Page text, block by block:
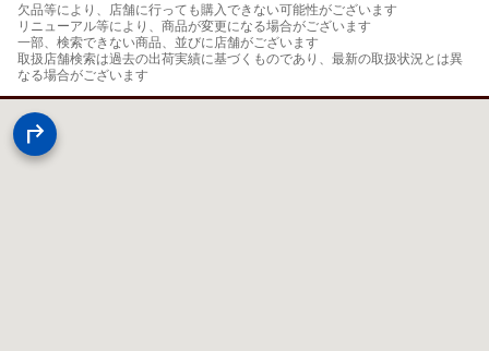
欠品等により、店舗に行っても購入できない可能性がございます
リニューアル等により、商品が変更になる場合がございます
一部、検索できない商品、並びに店舗がございます
取扱店舗検索は過去の出荷実績に基づくものであり、最新の取扱状況とは異
なる場合がございます